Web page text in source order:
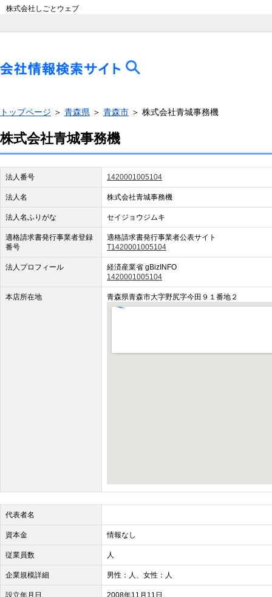
株式会社しごとウェブ
トップページ ＞ 青森県 ＞ 青森市 ＞ 株式会社青城事務機
株式会社青城事務機
法人番号 1420001005104
法人名 株式会社青城事務機
法人名ふりがな セイジョウジムキ
適格請求書発行事業者登録
番号
適格請求書発行事業者公表サイト
T1420001005104
法人プロフィール
経済産業省 gBizINFO
1420001005104
本店所在地 青森県青森市大字野尻字今田９１番地２
代表者名
資本金 情報なし
従業員数 人
企業規模詳細 男性：人、女性：人
設立年月日 2008年11月11日